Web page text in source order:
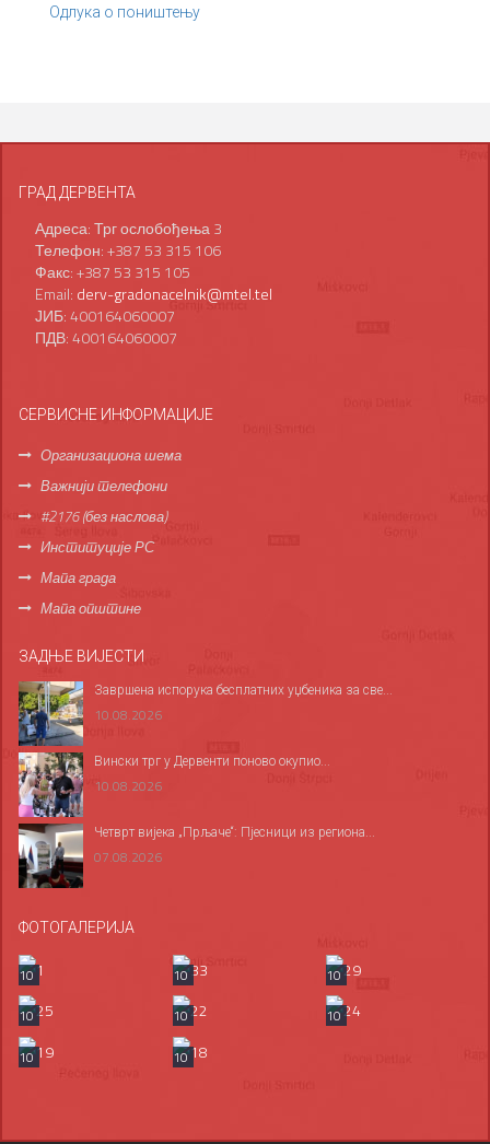
Одлука о поништењу
ГРАД ДЕРВЕНТА
Адреса: Трг ослобођења 3
Телефон: +387 53 315 106
Факс: +387 53 315 105
Email: derv-gradonacelnik@mtel.tel
ЈИБ: 400164060007
ПДВ: 400164060007
СЕРВИСНЕ ИНФОРМАЦИЈЕ
Организациона шема
Важнији телефони
#2176 (без наслова)
Институције РС
Мапа града
Мапа општине
ЗАДЊЕ ВИЈЕСТИ
Завршена испорука бесплатних уџбеника за све...
10.08.2026
Вински трг у Дервенти поново окупио...
10.08.2026
Четврт вијека „Прљаче“: Пјесници из региона...
07.08.2026
ФОТОГАЛЕРИЈА
10 10
10
10
10
10
10
10